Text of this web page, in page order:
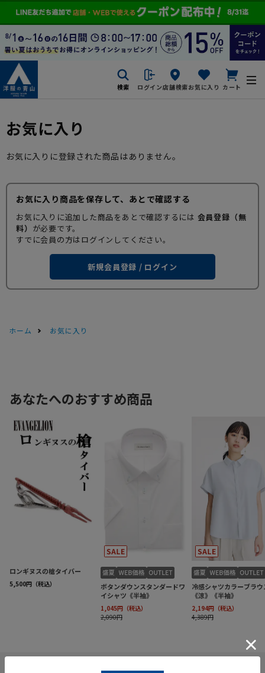
検索 ログイン店舗検索お気に入り カート
お気に入り
お気に入りに登録された商品はありません。
お気に入り商品を保存して、あとで確認する
お気に入りに追加した商品をあとで確認するには 会員登録（無
料） が必要です。
すでに会員の方はログインしてください。
新規会員登録 / ログイン
ホーム お気に入り